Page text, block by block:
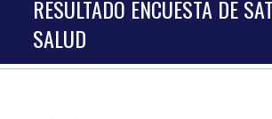
RESULTADO ENCUESTA DE
SALUD